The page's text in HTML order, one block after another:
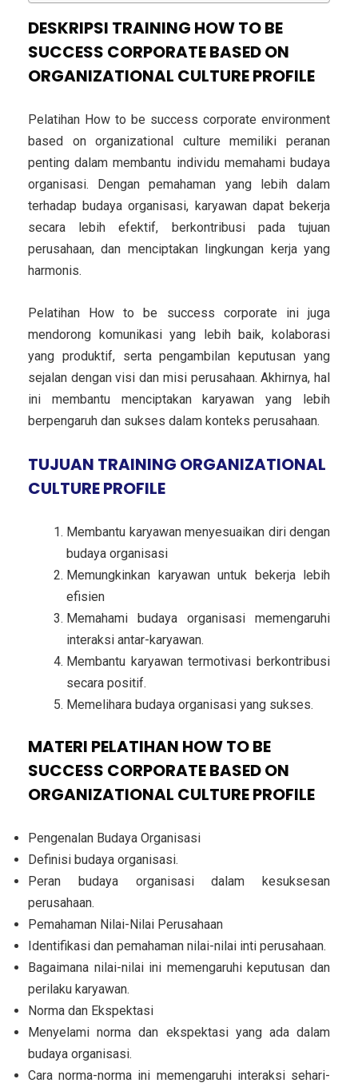
DESKRIPSI TRAINING HOW TO BE
SUCCESS CORPORATE BASED ON
ORGANIZATIONAL CULTURE PROFILE
Pelatihan How to be success corporate environment
based on organizational culture memiliki peranan
penting dalam membantu individu memahami budaya
organisasi. Dengan pemahaman yang lebih dalam
terhadap budaya organisasi, karyawan dapat bekerja
secara lebih efektif, berkontribusi pada tujuan
perusahaan, dan menciptakan lingkungan kerja yang
harmonis.
Pelatihan How to be success corporate ini juga
mendorong komunikasi yang lebih baik, kolaborasi
yang produktif, serta pengambilan keputusan yang
sejalan dengan visi dan misi perusahaan. Akhirnya, hal
ini membantu menciptakan karyawan yang lebih
berpengaruh dan sukses dalam konteks perusahaan.
TUJUAN TRAINING ORGANIZATIONAL
CULTURE PROFILE
Membantu karyawan menyesuaikan diri dengan
budaya organisasi
Memungkinkan karyawan untuk bekerja lebih
efisien
Memahami budaya organisasi memengaruhi
interaksi antar-karyawan.
Membantu karyawan termotivasi berkontribusi
secara positif.
Memelihara budaya organisasi yang sukses.
MATERI PELATIHAN HOW TO BE
SUCCESS CORPORATE BASED ON
ORGANIZATIONAL CULTURE PROFILE
Pengenalan Budaya Organisasi
Definisi budaya organisasi.
Peran budaya organisasi dalam kesuksesan
perusahaan.
Pemahaman Nilai-Nilai Perusahaan
Identifikasi dan pemahaman nilai-nilai inti perusahaan.
Bagaimana nilai-nilai ini memengaruhi keputusan dan
perilaku karyawan.
Norma dan Ekspektasi
Menyelami norma dan ekspektasi yang ada dalam
budaya organisasi.
Cara norma-norma ini memengaruhi interaksi sehari-